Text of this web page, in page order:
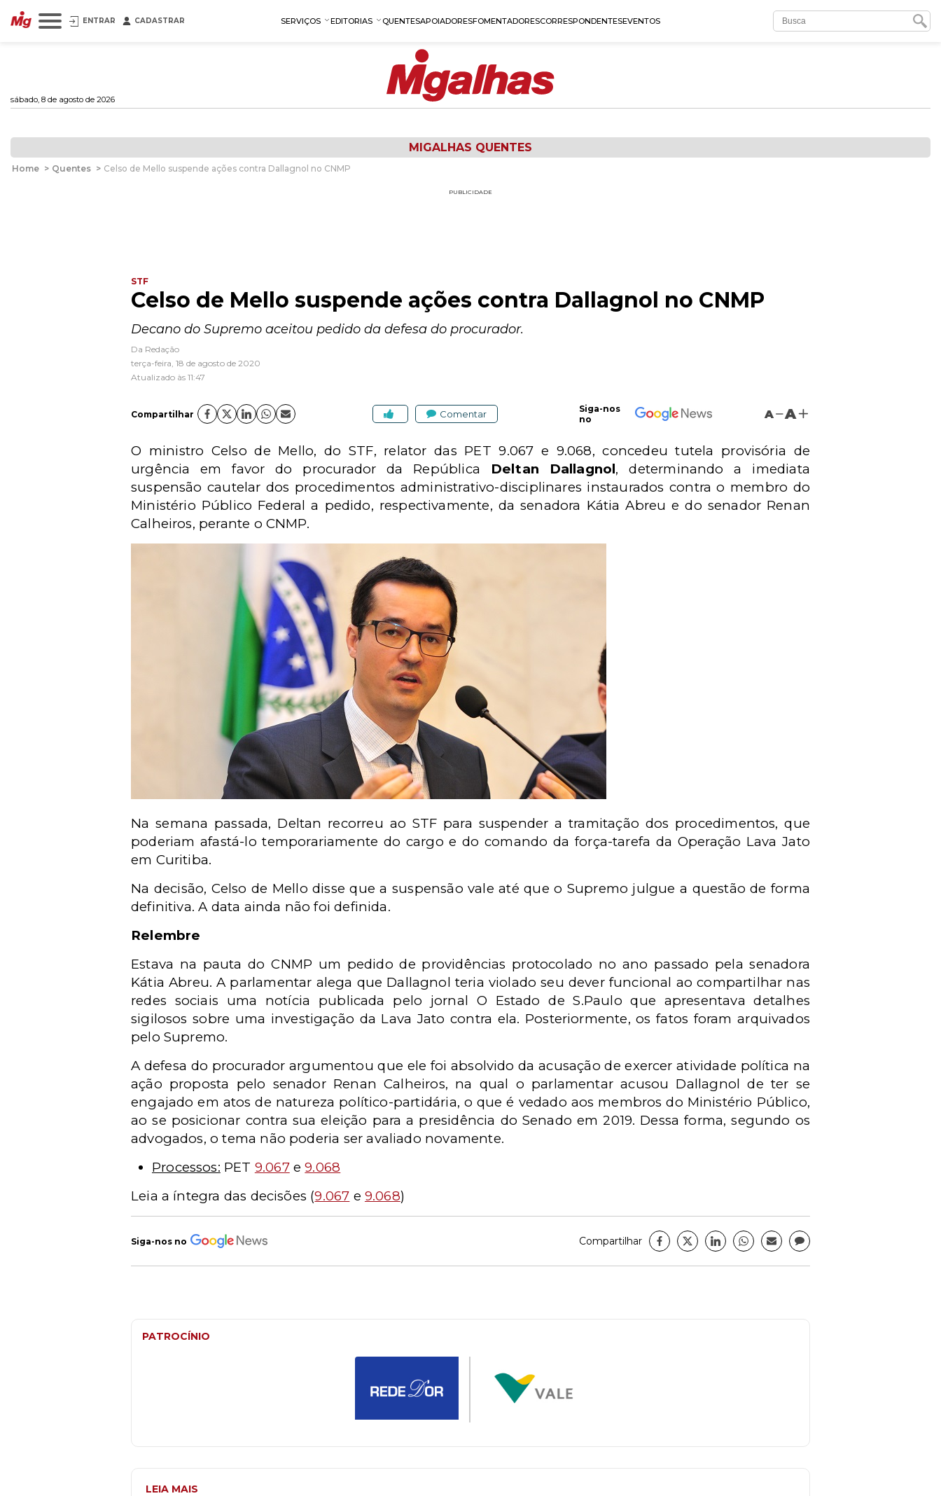
ENTRAR CADASTRAR SERVIÇOS EDITORIAS QUENTESAPOIADORESFOMENTADORESCORRESPONDENTESEVENTOS
sábado, 8 de agosto de 2026
MIGALHAS QUENTES
Home > Quentes > Celso de Mello suspende ações contra Dallagnol no CNMP
PUBLICIDADE
STF
Celso de Mello suspende ações contra Dallagnol no CNMP
Decano do Supremo aceitou pedido da defesa do procurador.
Da Redação
terça-feira, 18 de agosto de 2020
Atualizado às 11:47
Compartilhar Comentar
Siga-nos
no
A A
O ministro Celso de Mello, do STF, relator das PET 9.067 e 9.068, concedeu tutela provisória de
urgência em favor do procurador da República Deltan Dallagnol, determinando a imediata
suspensão cautelar dos procedimentos administrativo-disciplinares instaurados contra o membro do
Ministério Público Federal a pedido, respectivamente, da senadora Kátia Abreu e do senador Renan
Calheiros, perante o CNMP.
Na semana passada, Deltan recorreu ao STF para suspender a tramitação dos procedimentos, que
poderiam afastá-lo temporariamente do cargo e do comando da força-tarefa da Operação Lava Jato
em Curitiba.
Na decisão, Celso de Mello disse que a suspensão vale até que o Supremo julgue a questão de forma
definitiva. A data ainda não foi definida.
Relembre
Estava na pauta do CNMP um pedido de providências protocolado no ano passado pela senadora
Kátia Abreu. A parlamentar alega que Dallagnol teria violado seu dever funcional ao compartilhar nas
redes sociais uma notícia publicada pelo jornal O Estado de S.Paulo que apresentava detalhes
sigilosos sobre uma investigação da Lava Jato contra ela. Posteriormente, os fatos foram arquivados
pelo Supremo.
A defesa do procurador argumentou que ele foi absolvido da acusação de exercer atividade política na
ação proposta pelo senador Renan Calheiros, na qual o parlamentar acusou Dallagnol de ter se
engajado em atos de natureza político-partidária, o que é vedado aos membros do Ministério Público,
ao se posicionar contra sua eleição para a presidência do Senado em 2019. Dessa forma, segundo os
advogados, o tema não poderia ser avaliado novamente.
Processos: PET 9.067e9.068
Leia a íntegra das decisões (9.067 e 9.068)
Siga-nos no Compartilhar
PATROCÍNIO
LEIA MAIS